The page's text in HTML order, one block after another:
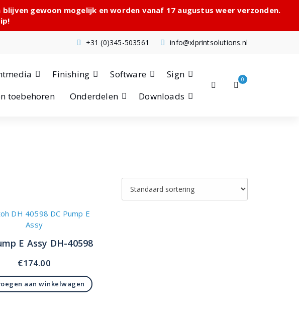
gewoon mogelijk en worden vanaf 17 augustus weer verzonden.
info@xlprintsolutions.nl
+31 (0)345-503561
Finishing Software
Sign
toebehoren
Onderdelen Downloads
0
E Assy DH-40598
€174.00
aan winkelwagen